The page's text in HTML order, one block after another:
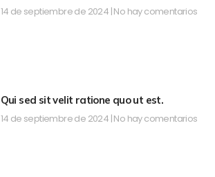
14 de septiembre de 2024 No hay comentarios
Qui sed sit velit ratione quo ut est.
14 de septiembre de 2024 No hay comentarios